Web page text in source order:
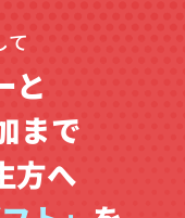
て
と
まで
方へ